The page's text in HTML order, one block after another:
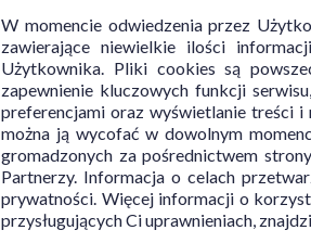
W momencie odwiedzenia przez
zawierające niewielkie ilości
Użytkownika. Pliki cookies są
zapewnienie kluczowych funkcji
preferencjami oraz wyświetlanie treści
można ją wycofać w dowolnym
gromadzonych za pośrednictwem
Partnerzy. Informacja o celach
prywatności. Więcej informacji o
przysługujących Ci uprawnieniach,